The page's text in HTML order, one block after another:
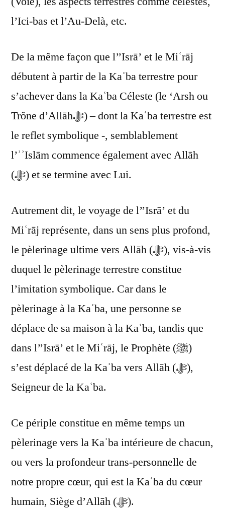
l’Ici-bas et l’Au-Delà, etc.
De la même façon que l’’Isrā’ et le Miʿrāj
débutent à partir de la Kaʿba terrestre pour
s’achever dans la Kaʿba Céleste (le ‘Arsh ou
Trône d’Allāhﷻ) – dont la Kaʿba terrestre est
le reflet symbolique -, semblablement
l’ʾʾIslām commence également avec Allāh
(ﷻ) et se termine avec Lui.
Autrement dit, le voyage de l’’Isrā’ et du
Miʿrāj représente, dans un sens plus profond,
le pèlerinage ultime vers Allāh (ﷻ), vis-à-vis
duquel le pèlerinage terrestre constitue
l’imitation symbolique. Car dans le
pèlerinage à la Kaʿba, une personne se
déplace de sa maison à la Kaʿba, tandis que
dans l’’Isrā’ et le Miʿrāj, le Prophète (ﷺ)
s’est déplacé de la Kaʿba vers Allāh (ﷻ),
Seigneur de la Kaʿba.
Ce périple constitue en même temps un
pèlerinage vers la Kaʿba intérieure de chacun,
ou vers la profondeur trans-personnelle de
notre propre cœur, qui est la Kaʿba du cœur
humain, Siège d’Allāh (ﷻ).